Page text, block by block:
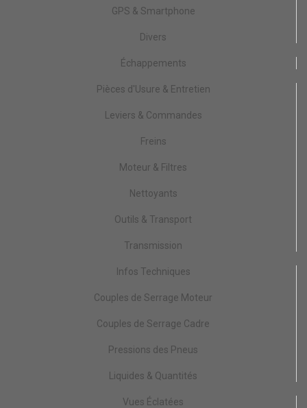
GPS & Smartphone
Divers
Échappements
Pièces d'Usure & Entretien
Leviers & Commandes
Freins
Moteur & Filtres
Nettoyants
Outils & Transport
Transmission
Infos Techniques
Couples de Serrage Moteur
Couples de Serrage Cadre
Pressions des Pneus
Liquides & Quantités
Vues Éclatées